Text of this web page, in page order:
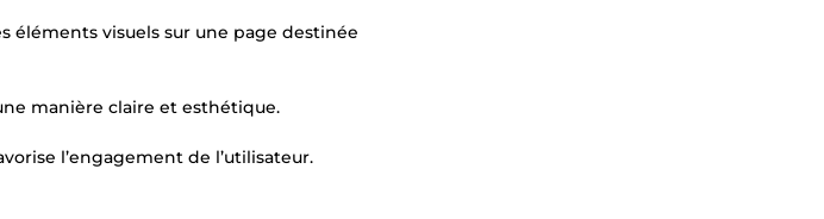
éléments visuels sur une page destinée
manière claire et esthétique.
l’engagement de l’utilisateur.